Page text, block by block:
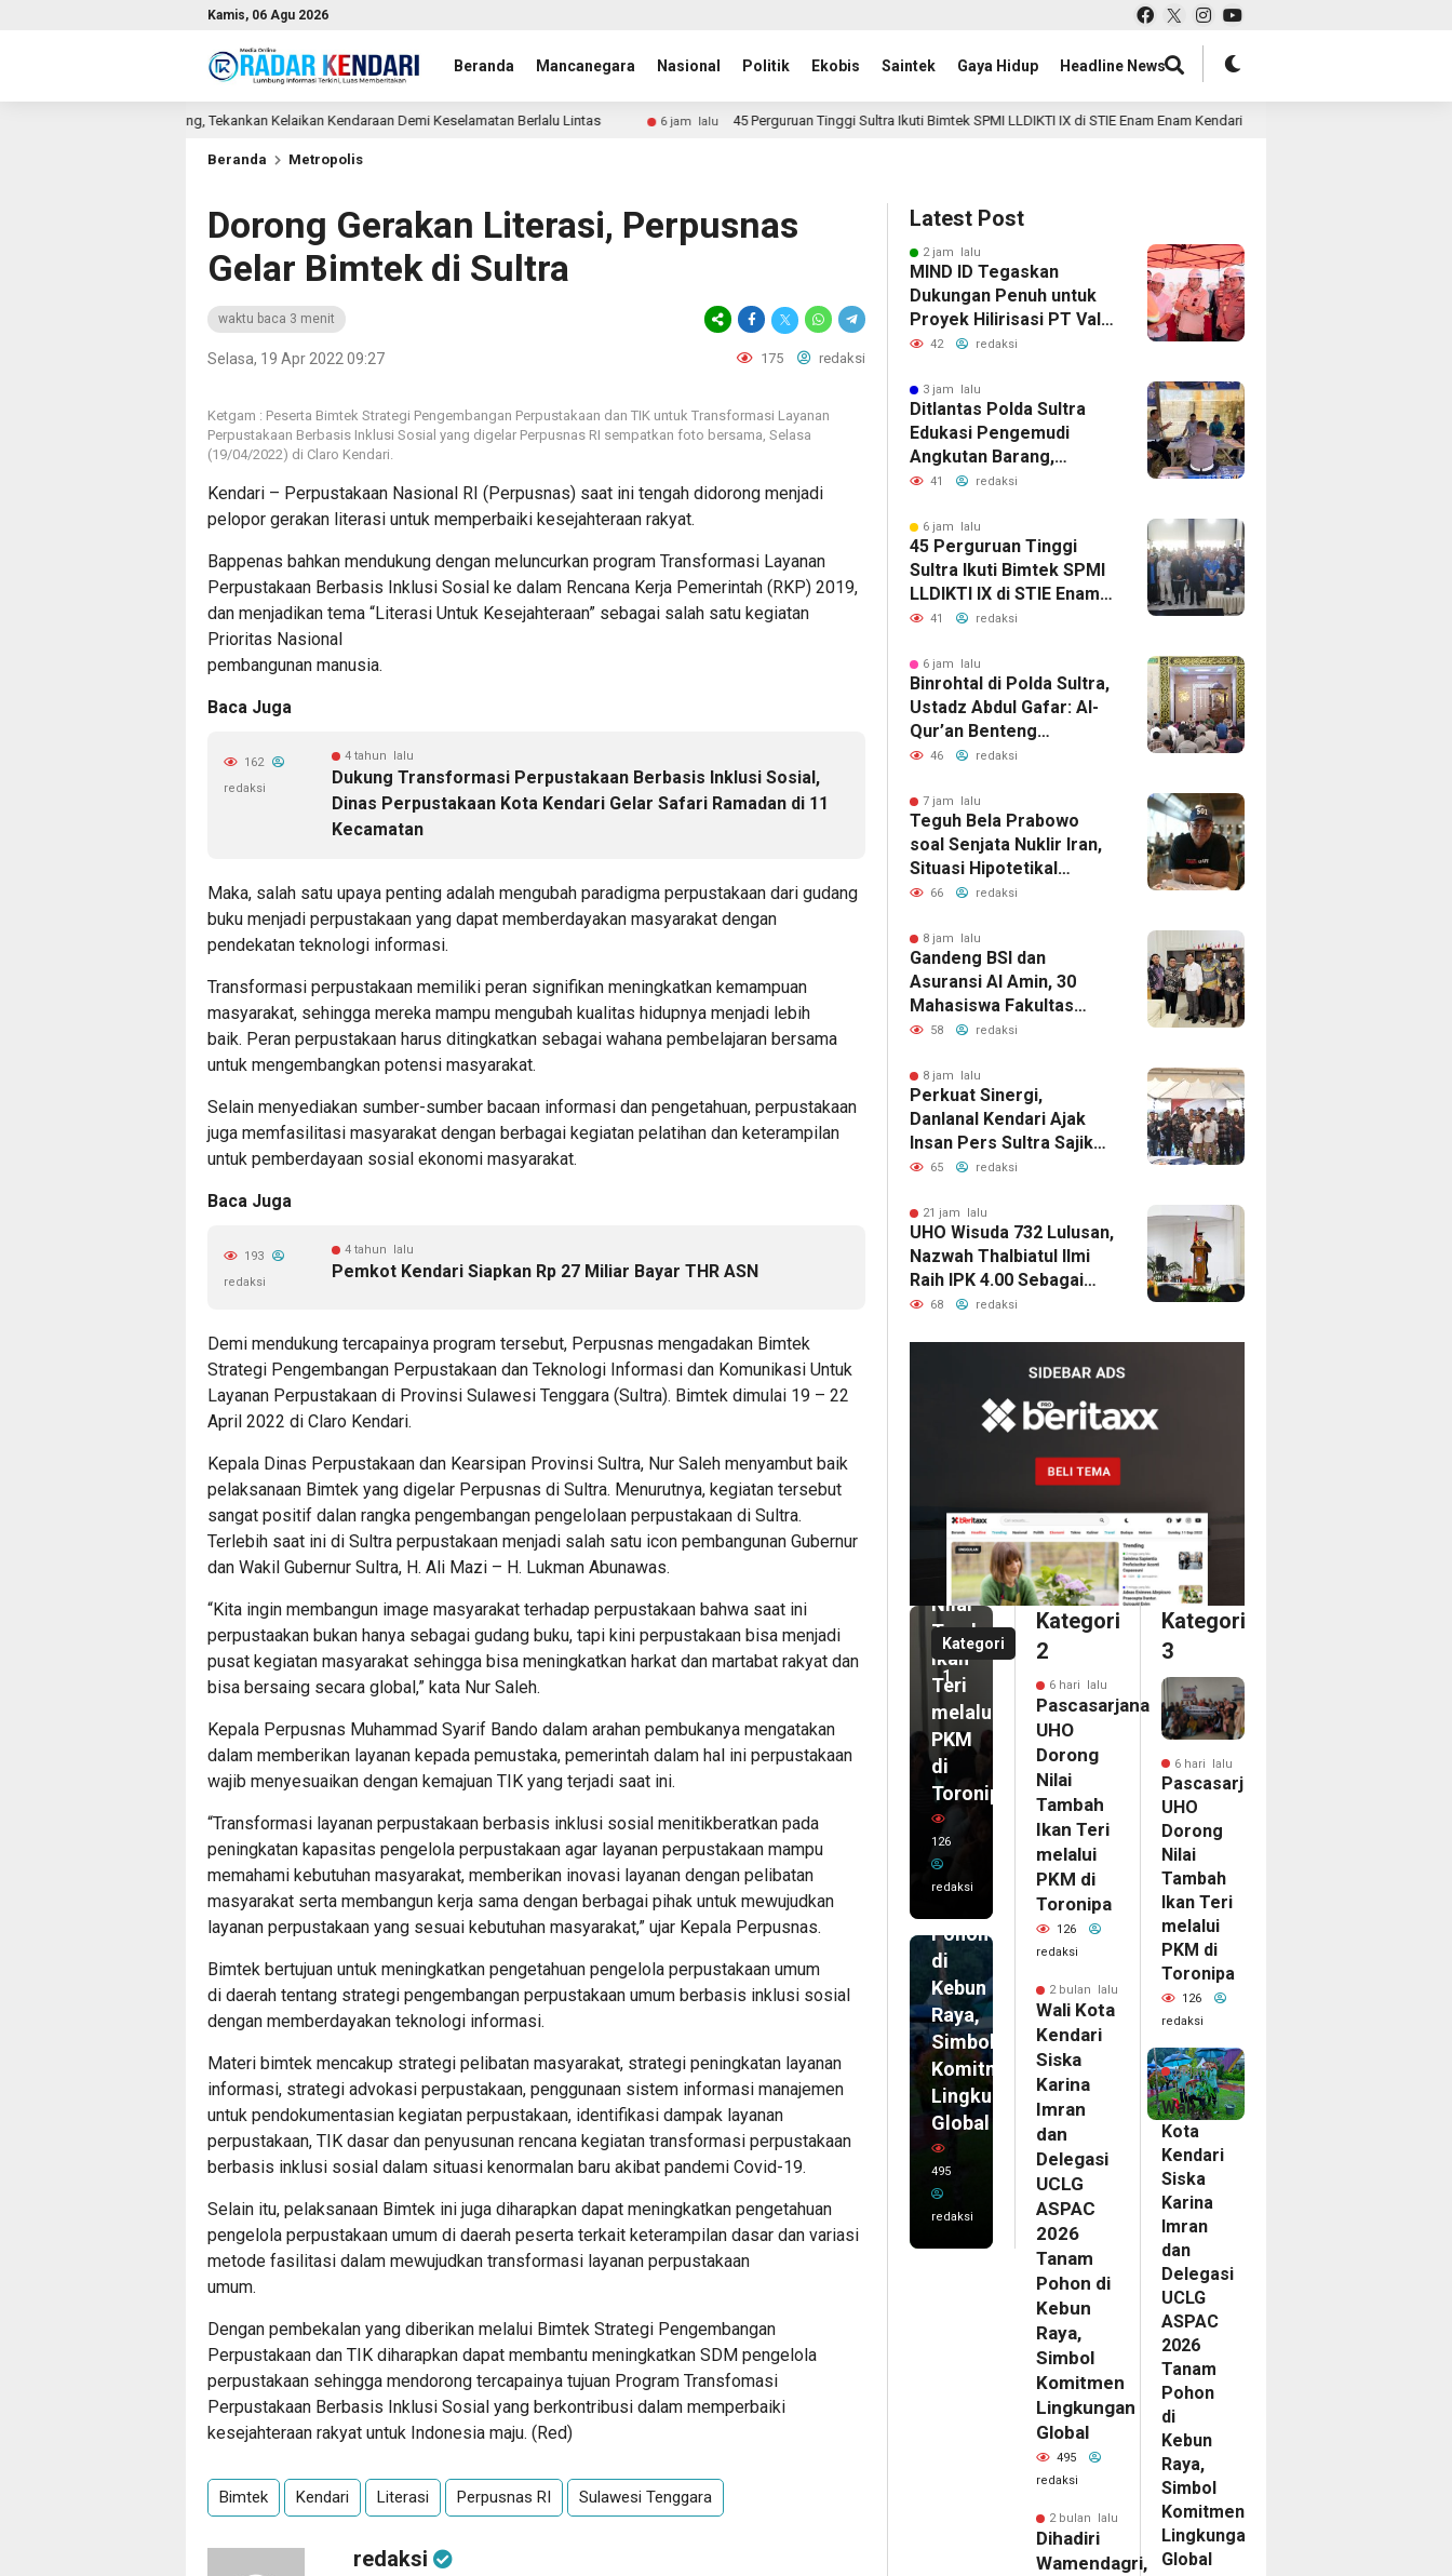
Kamis, 06 Agu 2026
Beranda Mancanegara Nasional Politik Ekobis Saintek Gaya Hidup Headline News
Barang, Tekankan Kelaikan Kendaraan Demi Keselamatan Berlalu Lintas 6 jam lalu 45 Perguruan Tinggi Sultra Ikuti Bimtek SPMI LLDIKTI IX di STIE Enam Enam Kendari 6 jam lalu
Beranda Metropolis
Dorong Gerakan Literasi, Perpusnas
Gelar Bimtek di Sultra
waktu baca 3 menit
Selasa, 19 Apr 2022 09:27 175 redaksi
Ketgam : Peserta Bimtek Strategi Pengembangan Perpustakaan dan TIK untuk Transformasi Layanan
Perpustakaan Berbasis Inklusi Sosial yang digelar Perpusnas RI sempatkan foto bersama, Selasa
(19/04/2022) di Claro Kendari.
Kendari – Perpustakaan Nasional RI (Perpusnas) saat ini tengah didorong menjadi
pelopor gerakan literasi untuk memperbaiki kesejahteraan rakyat.
Bappenas bahkan mendukung dengan meluncurkan program Transformasi Layanan
Perpustakaan Berbasis Inklusi Sosial ke dalam Rencana Kerja Pemerintah (RKP) 2019,
dan menjadikan tema “Literasi Untuk Kesejahteraan” sebagai salah satu kegiatan
Prioritas Nasional
pembangunan manusia.
Baca Juga
4 tahun lalu
Dukung Transformasi Perpustakaan Berbasis Inklusi Sosial,
Dinas Perpustakaan Kota Kendari Gelar Safari Ramadan di 11
Kecamatan
162
redaksi
Maka, salah satu upaya penting adalah mengubah paradigma perpustakaan dari gudang
buku menjadi perpustakaan yang dapat memberdayakan masyarakat dengan
pendekatan teknologi informasi.
Transformasi perpustakaan memiliki peran signifikan meningkatkan kemampuan
masyarakat, sehingga mereka mampu mengubah kualitas hidupnya menjadi lebih
baik. Peran perpustakaan harus ditingkatkan sebagai wahana pembelajaran bersama
untuk mengembangkan potensi masyarakat.
Selain menyediakan sumber-sumber bacaan informasi dan pengetahuan, perpustakaan
juga memfasilitasi masyarakat dengan berbagai kegiatan pelatihan dan keterampilan
untuk pemberdayaan sosial ekonomi masyarakat.
Baca Juga
4 tahun lalu
Pemkot Kendari Siapkan Rp 27 Miliar Bayar THR ASN
193
redaksi
Demi mendukung tercapainya program tersebut, Perpusnas mengadakan Bimtek
Strategi Pengembangan Perpustakaan dan Teknologi Informasi dan Komunikasi Untuk
Layanan Perpustakaan di Provinsi Sulawesi Tenggara (Sultra). Bimtek dimulai 19 – 22
April 2022 di Claro Kendari.
Kepala Dinas Perpustakaan dan Kearsipan Provinsi Sultra, Nur Saleh menyambut baik
pelaksanaan Bimtek yang digelar Perpusnas di Sultra. Menurutnya, kegiatan tersebut
sangat positif dalan rangka pengembangan pengelolaan perpustakaan di Sultra.
Terlebih saat ini di Sultra perpustakaan menjadi salah satu icon pembangunan Gubernur
dan Wakil Gubernur Sultra, H. Ali Mazi – H. Lukman Abunawas.
“Kita ingin membangun image masyarakat terhadap perpustakaan bahwa saat ini
perpustaakan bukan hanya sebagai gudang buku, tapi kini perpustakaan bisa menjadi
pusat kegiatan masyarakat sehingga bisa meningkatkan harkat dan martabat rakyat dan
bisa bersaing secara global,” kata Nur Saleh.
Kepala Perpusnas Muhammad Syarif Bando dalam arahan pembukanya mengatakan
dalam memberikan layanan kepada pemustaka, pemerintah dalam hal ini perpustakaan
wajib menyesuaikan dengan kemajuan TIK yang terjadi saat ini.
“Transformasi layanan perpustakaan berbasis inklusi sosial menitikberatkan pada
peningkatan kapasitas pengelola perpustakaan agar layanan perpustakaan mampu
memahami kebutuhan masyarakat, memberikan inovasi layanan dengan pelibatan
masyarakat serta membangun kerja sama dengan berbagai pihak untuk mewujudkan
layanan perpustakaan yang sesuai kebutuhan masyarakat,” ujar Kepala Perpusnas.
Bimtek bertujuan untuk meningkatkan pengetahuan pengelola perpustakaan umum
di daerah tentang strategi pengembangan perpustakaan umum berbasis inklusi sosial
dengan memberdayakan teknologi informasi.
Materi bimtek mencakup strategi pelibatan masyarakat, strategi peningkatan layanan
informasi, strategi advokasi perpustakaan, penggunaan sistem informasi manajemen
untuk pendokumentasian kegiatan perpustakaan, identifikasi dampak layanan
perpustakaan, TIK dasar dan penyusunan rencana kegiatan transformasi perpustakaan
berbasis inklusi sosial dalam situasi kenormalan baru akibat pandemi Covid-19.
Selain itu, pelaksanaan Bimtek ini juga diharapkan dapat meningkatkan pengetahuan
pengelola perpustakaan umum di daerah peserta terkait keterampilan dasar dan variasi
metode fasilitasi dalam mewujudkan transformasi layanan perpustakaan
umum.
Dengan pembekalan yang diberikan melalui Bimtek Strategi Pengembangan
Perpustakaan dan TIK diharapkan dapat membantu meningkatkan SDM pengelola
perpustakaan sehingga mendorong tercapainya tujuan Program Transfomasi
Perpustakaan Berbasis Inklusi Sosial yang berkontribusi dalam memperbaiki
kesejahteraan rakyat untuk Indonesia maju. (Red)
Bimtek Kendari Literasi Perpusnas RI Sulawesi Tenggara
redaksi
Latest Post
2 jam lalu
MIND ID Tegaskan
Dukungan Penuh untuk
Proyek Hilirisasi PT Vale
di Pomalaa
42 redaksi
3 jam lalu
Ditlantas Polda Sultra
Edukasi Pengemudi
Angkutan Barang,
Tekankan Kelaikan
Keselamatan Berlalu
Lintas
41 redaksi
6 jam lalu
45 Perguruan Tinggi
Sultra Ikuti Bimtek SPMI
LLDIKTI IX di STIE Enam
Enam Kendari
41 redaksi
6 jam lalu
Binrohtal di Polda Sultra,
Ustadz Abdul Gafar: Al-
Qur’an Benteng
Pencegah
Penyakit Masyarakat
46 redaksi
7 jam lalu
Teguh Bela Prabowo
soal Senjata Nuklir Iran,
Situasi Hipotetikal
“Game Theory”
66 redaksi
8 jam lalu
Gandeng BSI dan
Asuransi Al Amin, 30
Mahasiswa Fakultas
Pertanian Unsultra
58 redaksi
8 jam lalu
Perkuat Sinergi,
Danlanal Kendari Ajak
Insan Pers Sultra Sajikan
Informasi Akurat dan
65 redaksi
21 jam lalu
UHO Wisuda 732 Lulusan,
Nazwah Thalbiatul Ilmi
Raih IPK 4.00 Sebagai
Lulusan Terbaik
68 redaksi
Kategori
1
Pascasarjana
UHO
Dorong
Nilai
Tambah
Ikan
Teri
melalui
PKM
di
Toronipa
126
redaksi
bulan
lalu
Wali
Kota
Kendari
Siska
Karina
Imran
dan
Delegasi
UCLG
ASPAC
2026
Pohon
di
Kebun
Raya,
Simbol
Komitmen
Lingkungan
Global
495
redaksi
Kategori
2
6 hari lalu
Pascasarjana
UHO
Dorong
Nilai
Tambah
Ikan Teri
melalui
PKM di
Toronipa
126
redaksi
2 bulan lalu
Wali Kota
Kendari
Siska
Karina
Imran
dan
Delegasi
UCLG
ASPAC
2026
Tanam
Pohon di
Kebun
Raya,
Simbol
Komitmen
Lingkungan
Global
495
redaksi
2 bulan lalu
Dihadiri
Wamendagri,
Kategori
3
6 hari lalu
Pascasarjana
UHO
Dorong
Nilai
Tambah
Ikan Teri
melalui
PKM di
Toronipa
126
redaksi
2
bulan
lalu
Wali
Kota
Kendari
Siska
Karina
Imran
dan
Delegasi
UCLG
ASPAC
2026
Tanam
Pohon
di
Kebun
Raya,
Simbol
Komitmen
Lingkungan
Global